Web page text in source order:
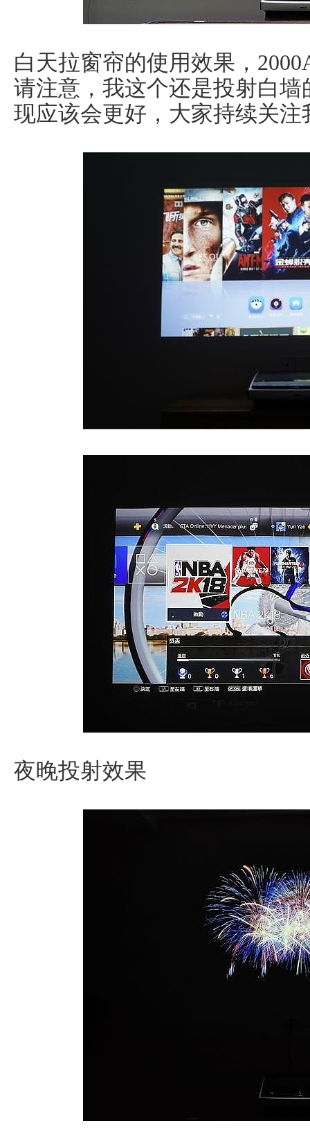
白天拉窗帘的使用效果，
请注意，我这个还是投射白
现应该会更好，大家持续关注
夜晚投射效果